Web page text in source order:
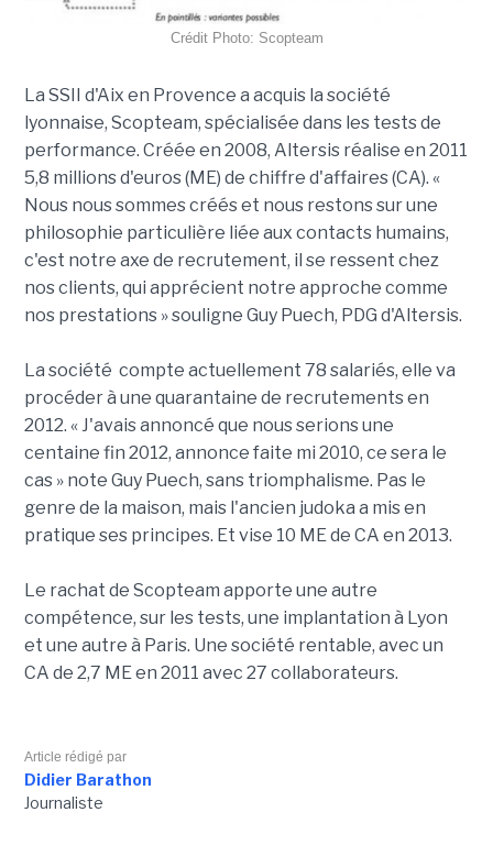
Crédit Photo: Scopteam
La SSII d'Aix en Provence a acquis la société
lyonnaise, Scopteam, spécialisée dans les tests de
performance. Créée en 2008, Altersis réalise en 2011
5,8 millions d'euros (ME) de chiffre d'affaires (CA). «
Nous nous sommes créés et nous restons sur une
philosophie particulière liée aux contacts humains,
c'est notre axe de recrutement, il se ressent chez
nos clients, qui apprécient notre approche comme
nos prestations » souligne Guy Puech, PDG d'Altersis.
La société compte actuellement 78 salariés, elle va
procéder à une quarantaine de recrutements en
2012. « J'avais annoncé que nous serions une
centaine fin 2012, annonce faite mi 2010, ce sera le
cas » note Guy Puech, sans triomphalisme. Pas le
genre de la maison, mais l'ancien judoka a mis en
pratique ses principes. Et vise 10 ME de CA en 2013.
Le rachat de Scopteam apporte une autre
compétence, sur les tests, une implantation à Lyon
et une autre à Paris. Une société rentable, avec un
CA de 2,7 ME en 2011 avec 27 collaborateurs.
Article rédigé par
Didier Barathon
Journaliste